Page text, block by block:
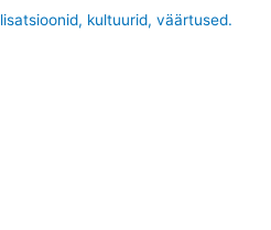
kultuurid, väärtused.